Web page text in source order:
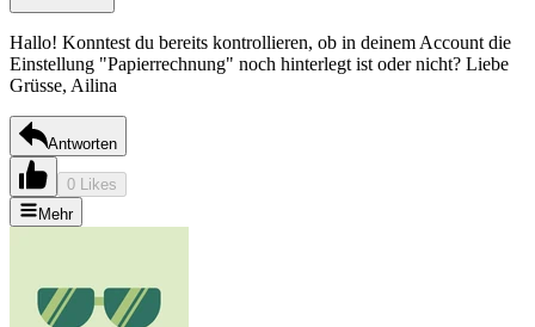
Hallo! Konntest du bereits kontrollieren, ob in deinem Account die
Einstellung "Papierrechnung" noch hinterlegt ist oder nicht? Liebe
Grüsse, Ailina
Antworten
0 Likes
Mehr